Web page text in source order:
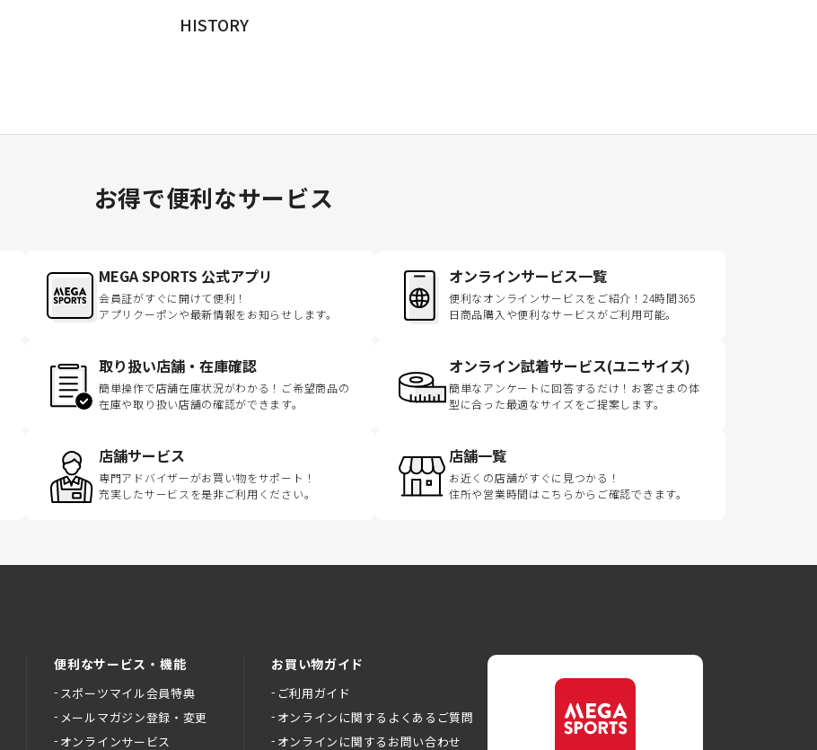
HISTORY
お得で便利なサービス
MEGA SPORTS 公式アプリ
会員証がすぐに開けて便利！
アプリクーポンや最新情報をお知らせします。
オンラインサービス一覧
便利なオンラインサービスをご紹介！24時間365
日商品購入や便利なサービスがご利用可能。
取り扱い店舗・在庫確認
簡単操作で店舗在庫状況がわかる！ご希望商品の
在庫や取り扱い店舗の確認ができます。
オンライン試着サービス(ユニサイズ)
簡単なアンケートに回答するだけ！お客さまの体
型に合った最適なサイズをご提案します。
店舗サービス
専門アドバイザーがお買い物をサポート！
充実したサービスを是非ご利用ください。
店舗一覧
お近くの店舗がすぐに見つかる！
住所や営業時間はこちらからご確認できます。
便利なサービス・機能
スポーツマイル会員特典
メールマガジン登録・変更
オンラインサービス
お買い物ガイド
ご利用ガイド
オンラインに関するよくあるご質問
オンラインに関するお問い合わせ